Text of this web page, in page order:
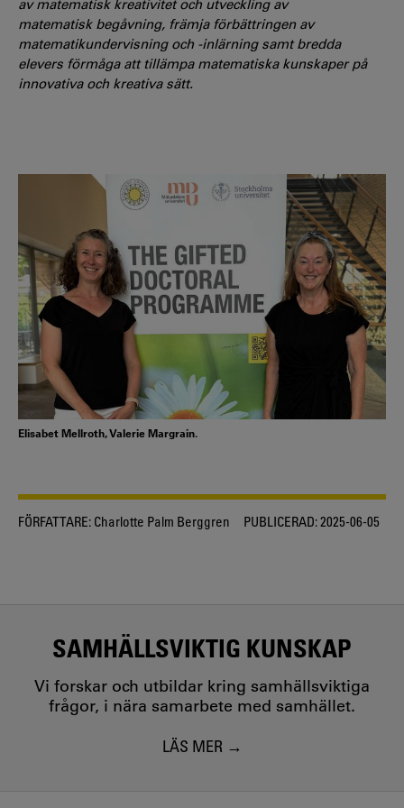
av matematisk kreativitet och utveckling av
matematisk begåvning, främja förbättringen av
matematikundervisning och -inlärning samt bredda
elevers förmåga att tillämpa matematiska kunskaper på
innovativa och kreativa sätt.
Elisabet Mellroth, Valerie Margrain.
FÖRFATTARE: Charlotte Palm Berggren PUBLICERAD:2025-06-05
SAMHÄLLSVIKTIG KUNSKAP
Vi forskar och utbildar kring samhällsviktiga
frågor, i nära samarbete med samhället.
LÄS MER